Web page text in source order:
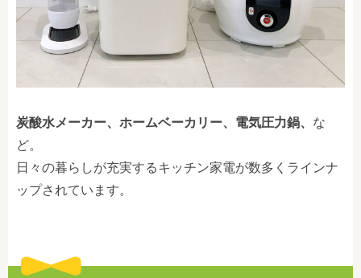
炭酸水メーカー、ホームベーカリー、電気圧力鍋、 な
ど。
日々の暮らしが充実するキッチン家電が数多くラインナ
ップされています。